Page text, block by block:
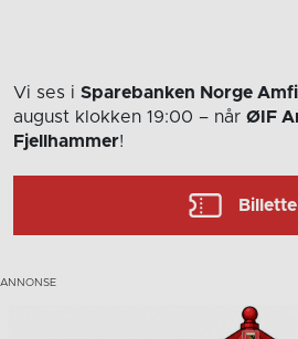
Vi ses i Sparebanken Norge
august klokken 19:00 – når ØIF
Fjellhammer!